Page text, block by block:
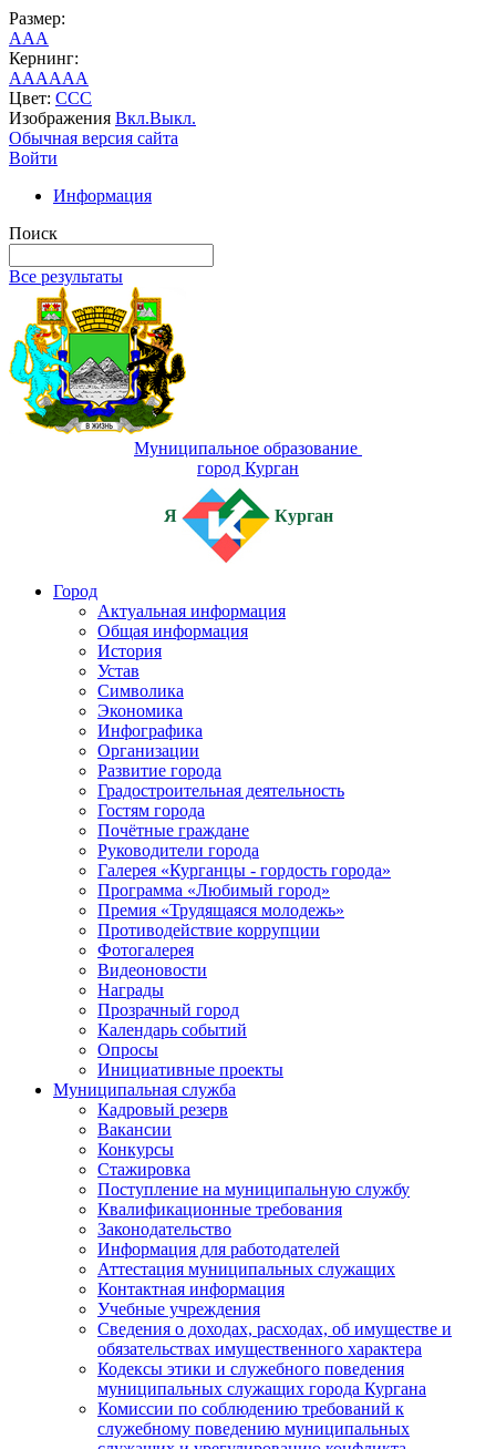
Размер:
AAA
Кернинг:
AAAAAA
Цвет: CCC
Изображения Вкл.Выкл.
Обычная версия сайта
Войти
Информация
Поиск
Все результаты
Муниципальное образование
город Курган
Я Курган
Город
Актуальная информация
Общая информация
История
Устав
Символика
Экономика
Инфографика
Организации
Развитие города
Градостроительная деятельность
Гостям города
Почётные граждане
Руководители города
Галерея «Курганцы - гордость города»
Программа «Любимый город»
Премия «Трудящаяся молодежь»
Противодействие коррупции
Фотогалерея
Видеоновости
Награды
Прозрачный город
Календарь событий
Опросы
Инициативные проекты
Муниципальная служба
Кадровый резерв
Вакансии
Конкурсы
Стажировка
Поступление на муниципальную службу
Квалификационные требования
Законодательство
Информация для работодателей
Аттестация муниципальных служащих
Контактная информация
Учебные учреждения
Сведения о доходах, расходах, об имуществе и
обязательствах имущественного характера
Кодексы этики и служебного поведения
муниципальных служащих города Кургана
Комиссии по соблюдению требований к
служебному поведению муниципальных